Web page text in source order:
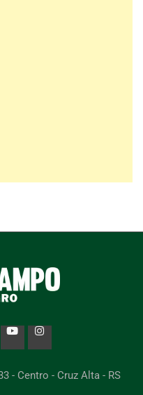
- Centro - Cruz Alta - RS